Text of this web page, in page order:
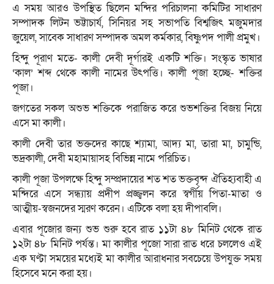
এ সময় আরও উপস্থিত ছিলেন মন্দির পরিচালনা কমিটির সাধারণ
সম্পাদক লিটন ভট্টাচার্য, সিনিয়র সহ সভাপতি বিশ্বজিৎ মজুমদার
জুয়েল, সাবেক সাধারণ সম্পাদক অমল কর্মকার, বিষ্ণুপদ পালী প্রমুখ।
হিন্দু পূরাণ মতে- কালী দেবী দূর্গারই একটি শক্তি। সংস্কৃত ভাষার
‘কাল’ শব্দ থেকে কালী নামের উৎপত্তি। কালী পূজা হচ্ছে- শক্তির
পূজা।
জগতের সকল অশুভ শক্তিকে পরাজিত করে শুভশক্তির বিজয় নিয়ে
এসে মা কালী।
কালী দেবী তার ভক্তদের কাছে শ্যামা, আদ্য মা, তারা মা, চামুন্ডি,
ভদ্রকালী, দেবী মহামায়াসহ বিভিন্ন নামে পরিচিত।
কালী পূজা উপলক্ষে হিন্দু সম্প্রদায়ের শত শত ভক্তবৃন্দ ঐতিহ্যবাহী এ
মন্দিরে এসে সন্ধ্যায় প্রদীপ প্রজ্জ্বলন করে স্বর্গীয় পিতা-মাতা ও
আত্মীয়-স্বজনদের স্মরণ করেন। এটিকে বলা হয় দীপাবলি।
এবার পূজোর জন্য শুভ শুরু হবে রাত ১১টা ৪৮ মিনিট থেকে রাত
১২টা ৪৮ মিনিট পর্যন্ত। মা কালীর পূজো সারা রাত ধরে চললেও এই
এক ঘণ্টা সময়ের মধ্যেই মা কালীর আরাধনার সবচেয়ে উপযুক্ত সময়
হিসেবে মনে করা হয়।